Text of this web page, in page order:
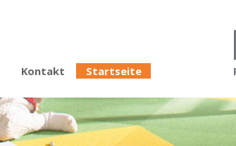
Kontakt
Impressum
Datenschutz
Startseite